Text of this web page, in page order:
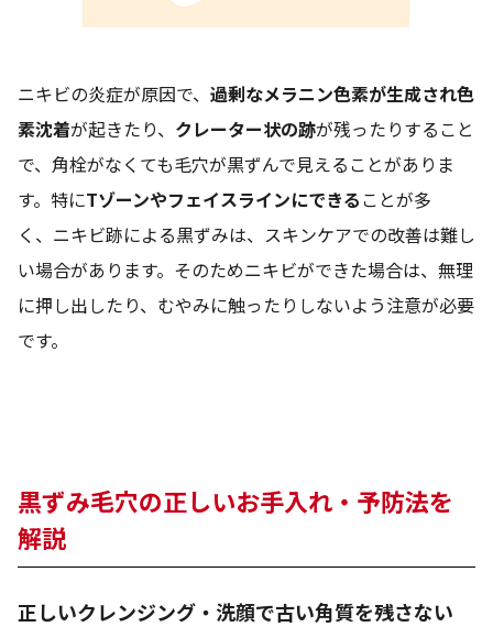
ニキビの炎症が原因で、 過剰なメラニン色素が生成され色
素沈着が起きたり、 クレーター状の跡が残ったりすること
で、角栓がなくても毛穴が黒ずんで見えることがありま
す。特にTゾーンやフェイスラインにできる ことが多
く、 ニキビ跡による黒ずみは、スキンケアでの改善は難し
い場合があります。そのためニキビができた場合は、無理
に押し出したり、むやみに触ったりしないよう注意が必要
です。
黒ずみ毛穴の正しいお手入れ・予防法を
解説
正しいクレンジング・洗顔で古い角質を残さない